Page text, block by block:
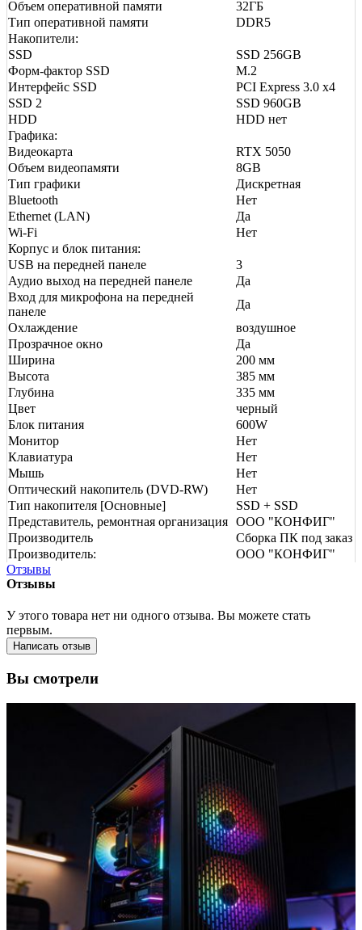
Объем оперативной памяти
32ГБ
Тип оперативной памяти
DDR5
Накопители:
SSD
SSD 256GB
Форм-фактор SSD
M.2
Интерфейс SSD
PCI Express 3.0 x4
SSD 2
SSD 960GB
HDD
HDD нет
Графика:
Видеокарта
RTX 5050
Объем видеопамяти
8GB
Тип графики
Дискретная
Bluetooth
Нет
Ethernet (LAN)
Да
Wi-Fi
Нет
Корпус и блок питания:
USB на передней панеле
3
Аудио выход на передней панеле
Да
Вход для микрофона на передней
панеле
Да
Охлаждение
воздушное
Прозрачное окно
Да
Ширина
200 мм
Высота
385 мм
Глубина
335 мм
Цвет
черный
Блок питания
600W
Монитор
Нет
Клавиатура
Нет
Мышь
Нет
Оптический накопитель (DVD-RW)
Нет
Тип накопителя [Основные]
SSD + SSD
Представитель, ремонтная организация ООО "КОНФИГ"
Производитель
Сборка ПК под заказ
Производитель:
ООО "КОНФИГ"
Отзывы
Отзывы
У этого товара нет ни одного отзыва. Вы можете стать
первым.
Написать отзыв
Вы смотрели